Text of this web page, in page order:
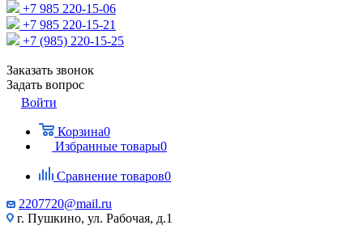
+7 985 220-15-06
+7 985 220-15-21
+7 (985) 220-15-25
Заказать звонок
Задать вопрос
Войти
Корзина0
Избранные товары0
Сравнение товаров0
2207720@mail.ru
г. Пушкино, ул. Рабочая, д.1